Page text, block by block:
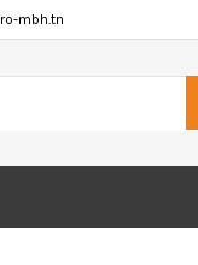
mbh.tn